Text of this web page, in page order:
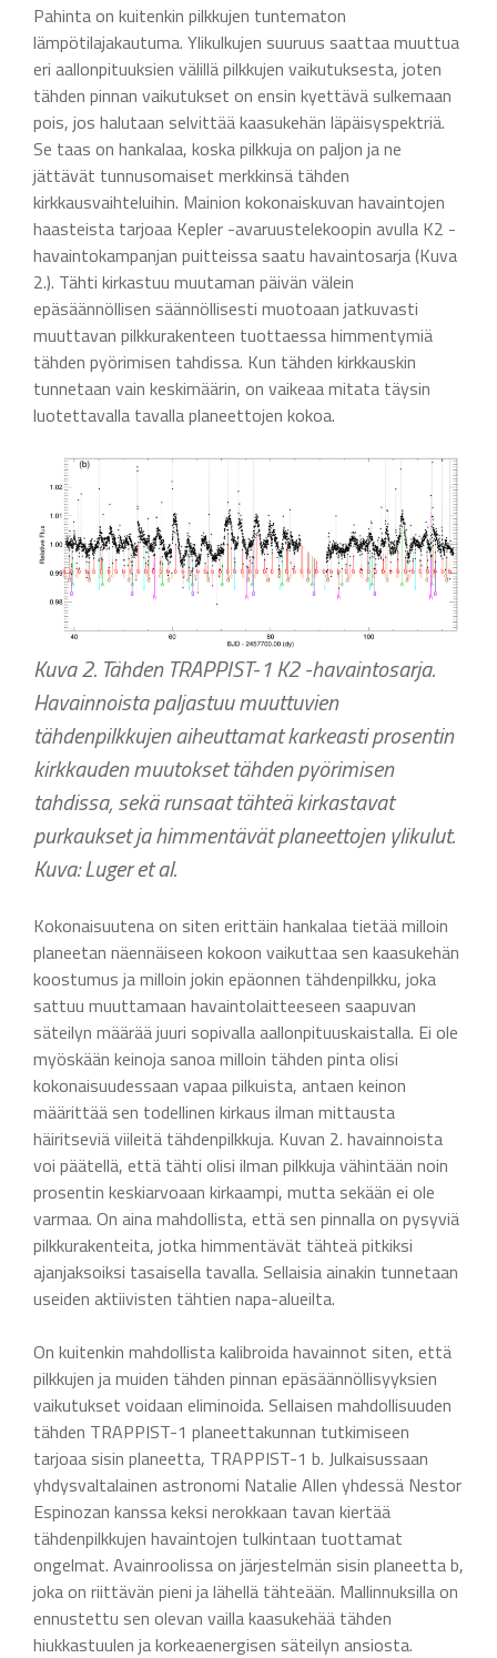
Pahinta on kuitenkin pilkkujen tuntematon
lämpötilajakautuma. Ylikulkujen suuruus saattaa muuttua
eri aallonpituuksien välillä pilkkujen vaikutuksesta, joten
tähden pinnan vaikutukset on ensin kyettävä sulkemaan
pois, jos halutaan selvittää kaasukehän läpäisyspektriä.
Se taas on hankalaa, koska pilkkuja on paljon ja ne
jättävät tunnusomaiset merkkinsä tähden
kirkkausvaihteluihin. Mainion kokonaiskuvan havaintojen
haasteista tarjoaa Kepler -avaruustelekoopin avulla K2 -
havaintokampanjan puitteissa saatu havaintosarja (Kuva
2.). Tähti kirkastuu muutaman päivän välein
epäsäännöllisen säännöllisesti muotoaan jatkuvasti
muuttavan pilkkurakenteen tuottaessa himmentymiä
tähden pyörimisen tahdissa. Kun tähden kirkkauskin
tunnetaan vain keskimäärin, on vaikeaa mitata täysin
luotettavalla tavalla planeettojen kokoa.
Kuva 2. Tähden TRAPPIST-1 K2 -havaintosarja.
Havainnoista paljastuu muuttuvien
tähdenpilkkujen aiheuttamat karkeasti prosentin
kirkkauden muutokset tähden pyörimisen
tahdissa, sekä runsaat tähteä kirkastavat
purkaukset ja himmentävät planeettojen ylikulut.
Kuva: Luger et al.
Kokonaisuutena on siten erittäin hankalaa tietää milloin
planeetan näennäiseen kokoon vaikuttaa sen kaasukehän
koostumus ja milloin jokin epäonnen tähdenpilkku, joka
sattuu muuttamaan havaintolaitteeseen saapuvan
säteilyn määrää juuri sopivalla aallonpituuskaistalla. Ei ole
myöskään keinoja sanoa milloin tähden pinta olisi
kokonaisuudessaan vapaa pilkuista, antaen keinon
määrittää sen todellinen kirkaus ilman mittausta
häiritseviä viileitä tähdenpilkkuja. Kuvan 2. havainnoista
voi päätellä, että tähti olisi ilman pilkkuja vähintään noin
prosentin keskiarvoaan kirkaampi, mutta sekään ei ole
varmaa. On aina mahdollista, että sen pinnalla on pysyviä
pilkkurakenteita, jotka himmentävät tähteä pitkiksi
ajanjaksoiksi tasaisella tavalla. Sellaisia ainakin tunnetaan
useiden aktiivisten tähtien napa-alueilta.
On kuitenkin mahdollista kalibroida havainnot siten, että
pilkkujen ja muiden tähden pinnan epäsäännöllisyyksien
vaikutukset voidaan eliminoida. Sellaisen mahdollisuuden
tähden TRAPPIST-1 planeettakunnan tutkimiseen
tarjoaa sisin planeetta, TRAPPIST-1 b. Julkaisussaan
yhdysvaltalainen astronomi Natalie Allen yhdessä Nestor
Espinozan kanssa keksi nerokkaan tavan kiertää
tähdenpilkkujen havaintojen tulkintaan tuottamat
ongelmat. Avainroolissa on järjestelmän sisin planeetta b,
joka on riittävän pieni ja lähellä tähteään. Mallinnuksilla on
ennustettu sen olevan vailla kaasukehää tähden
hiukkastuulen ja korkeaenergisen säteilyn ansiosta.